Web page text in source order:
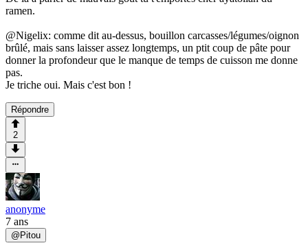
ramen.
@Nigelix: comme dit au-dessus, bouillon carcasses/légumes/oignon
brûlé, mais sans laisser assez longtemps, un ptit coup de pâte pour
donner la profondeur que le manque de temps de cuisson me donne
pas.
Je triche oui. Mais c'est bon !
Répondre
2
anonyme
7 ans
@Pitou